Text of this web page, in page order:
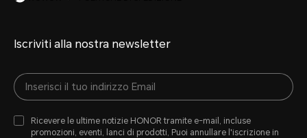
Iscriviti alla nostra newsletter
Ricevere le ultime notizie HONOR tramite e-mail, incluse
promozioni, eventi, lanci di prodotti, Puoi annullare l'iscrizione in